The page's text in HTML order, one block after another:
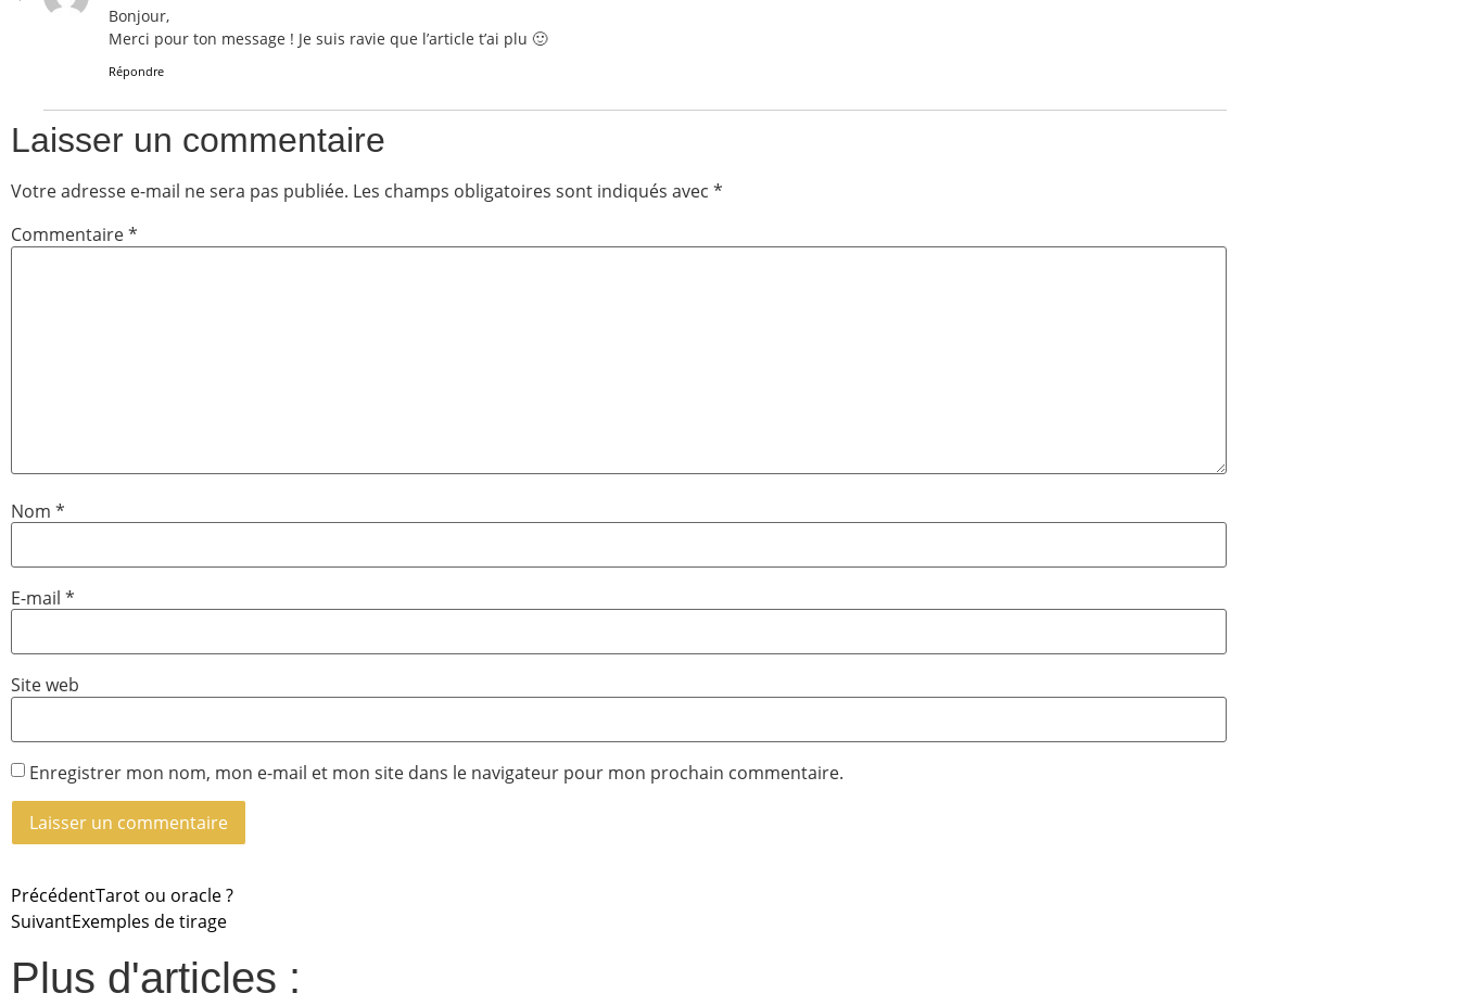
Bonjour,
Merci pour ton message ! Je suis ravie que l’article t’ai plu 🙂
Répondre
Laisser un commentaire
Votre adresse e-mail ne sera pas publiée. Les champs obligatoires sont indiqués avec *
Commentaire*
Nom *
E-mail *
Site web
Enregistrer mon nom, mon e-mail et mon site dans le navigateur pour mon prochain commentaire.
PrécédentTarot ou oracle ?
SuivantExemples de tirage
Plus d'articles :